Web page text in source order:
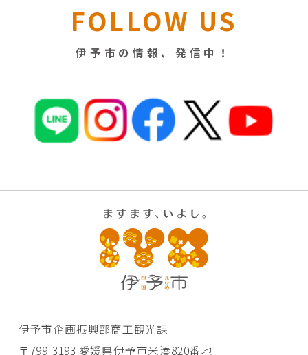
FOLLOW US
伊予市の情報、発信中！
伊予市企画振興部商工観光課
〒799-3193 愛媛県伊予市米湊820番地